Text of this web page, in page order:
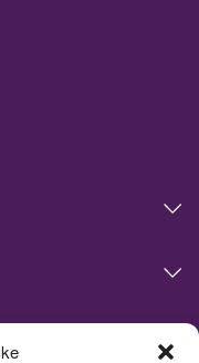
og events i